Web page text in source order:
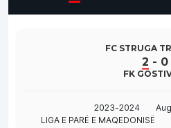
FC STRUGA
2 - 0
FK
2023-2024
LIGA E PARË E MAQEDONISË